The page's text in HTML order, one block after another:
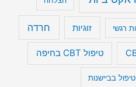
רגשי זוגיות חרדה
טיפול CBT בחיפה
טיפול בביישנות